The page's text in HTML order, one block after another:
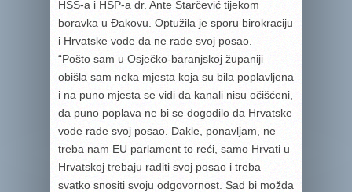
HSS-a i HSP-a dr. Ante Starčević tijekom
boravka u Đakovu. Optužila je sporu birokraciju
i Hrvatske vode da ne rade svoj posao.
“Pošto sam u Osječko-baranjskoj županiji
obišla sam neka mjesta koja su bila poplavljena
i na puno mjesta se vidi da kanali nisu očišćeni,
da puno poplava ne bi se dogodilo da Hrvatske
vode rade svoj posao. Dakle, ponavljam, ne
treba nam EU parlament to reći, samo Hrvati u
Hrvatskoj trebaju raditi svoj posao i treba
svatko snositi svoju odgovornost. Sad bi možda